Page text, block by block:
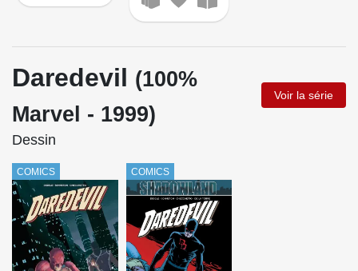
Daredevil (100%
Marvel - 1999)
Voir la série
Dessin
COMICS COMICS